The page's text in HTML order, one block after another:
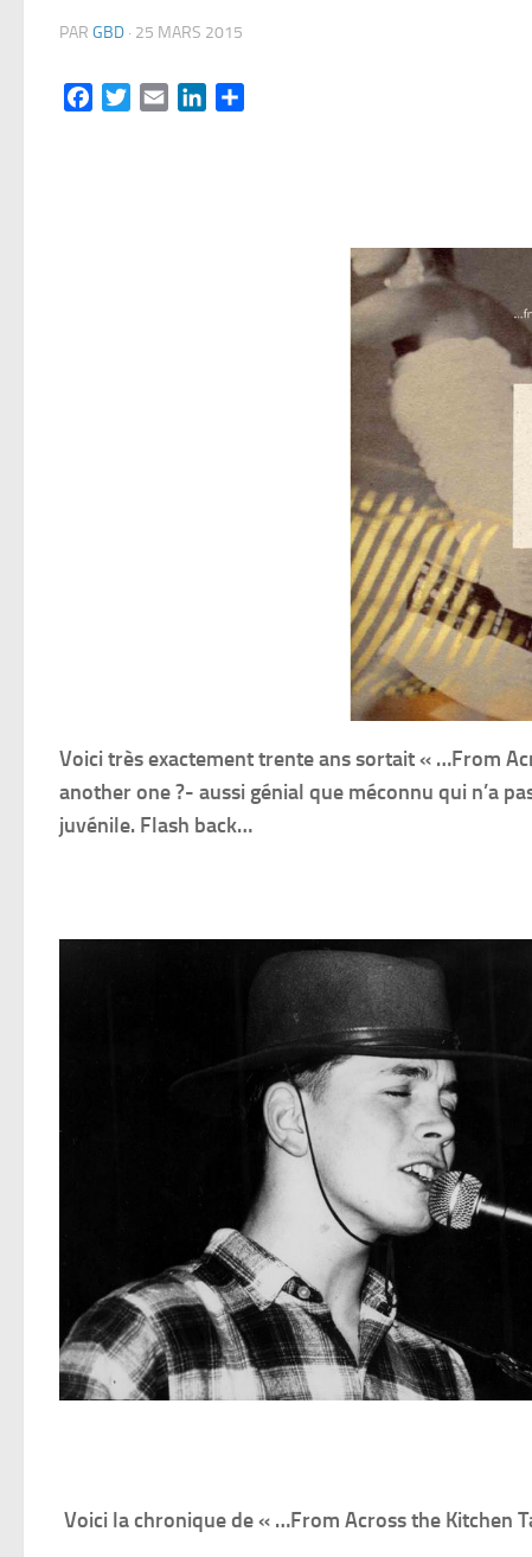
PAR GBD · 25 MARS 2015
FacebookTwitterEmail LinkedIn
Voici très exactement trente ans sortait « …From
another one ?- aussi génial que méconnu qui n’a
juvénile. Flash back…
Voici la chronique de « …From Across the Kitchen